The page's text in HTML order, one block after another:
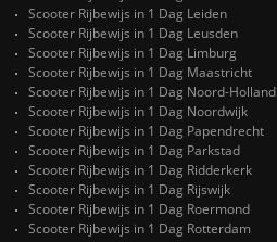
Scooter Rijbewijs in 1 Dag Leiden
Scooter Rijbewijs in 1 Dag Leusden
Scooter Rijbewijs in 1 Dag Limburg
Scooter Rijbewijs in 1 Dag Maastricht
Scooter Rijbewijs in 1 Dag Noord-Holland
Scooter Rijbewijs in 1 Dag Noordwijk
Scooter Rijbewijs in 1 Dag Papendrecht
Scooter Rijbewijs in 1 Dag Parkstad
Scooter Rijbewijs in 1 Dag Ridderkerk
Scooter Rijbewijs in 1 Dag Rijswijk
Scooter Rijbewijs in 1 Dag Roermond
Scooter Rijbewijs in 1 Dag Rotterdam